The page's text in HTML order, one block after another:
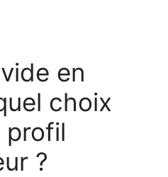
choix
profil
?